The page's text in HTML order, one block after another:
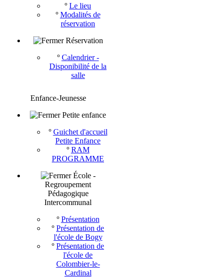
º Le lieu
º Modalités de
réservation
Réservation
º Calendrier -
Disponibilité de la
salle
Enfance-Jeunesse
Petite enfance
º Guichet d'accueil
Petite Enfance
º RAM
PROGRAMME
École -
Regroupement
Pédagogique
Intercommunal
º Présentation
º Présentation de
l'école de Bogy
º Présentation de
l'école de
Colombier-le-
Cardinal